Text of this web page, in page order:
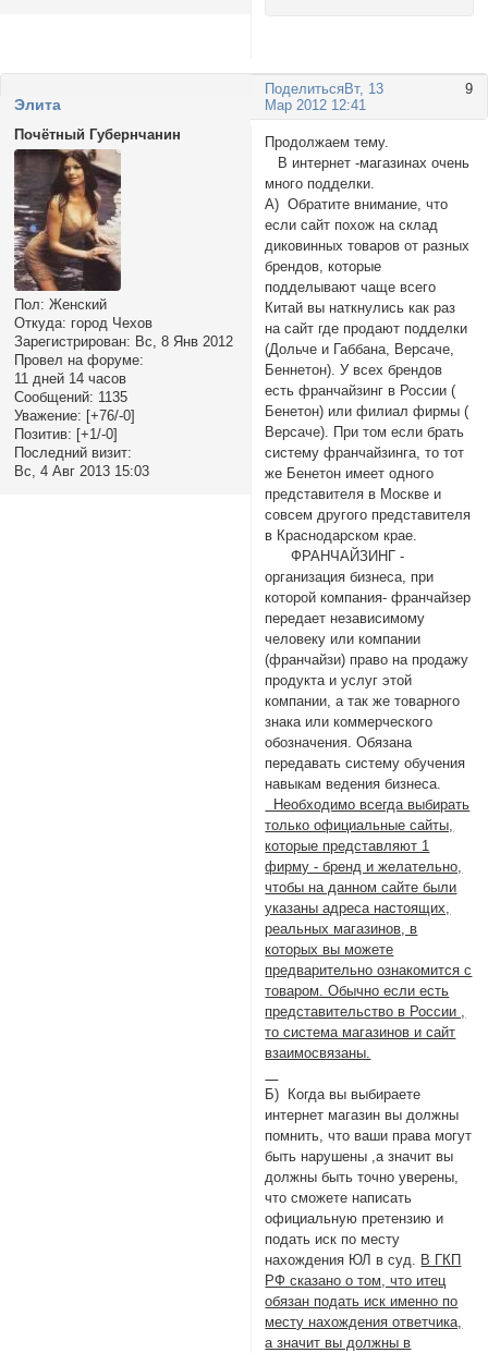
Поделиться 9
Вт, 13
Мар 2012 12:41
Элита
Почётный Губернчанин
Пол: Женский
Откуда: город Чехов
Зарегистрирован: Вс, 8 Янв 2012
Провел на форуме:
11 дней 14 часов
Сообщений: 1135
Уважение: [+76/-0]
Позитив: [+1/-0]
Последний визит:
Вс, 4 Авг 2013 15:03
Продолжаем тему.
В интернет -магазинах очень
много подделки.
А) Обратите внимание, что
если сайт похож на склад
диковинных товаров от разных
брендов, которые
подделывают чаще всего
Китай вы наткнулись как раз
на сайт где продают подделки
(Дольче и Габбана, Версаче,
Беннетон). У всех брендов
есть франчайзинг в России (
Бенетон) или филиал фирмы (
Версаче). При том если брать
систему франчайзинга, то тот
же Бенетон имеет одного
представителя в Москве и
совсем другого представителя
в Краснодарском крае.
ФРАНЧАЙЗИНГ -
организация бизнеса, при
которой компания- франчайзер
передает независимому
человеку или компании
(франчайзи) право на продажу
продукта и услуг этой
компании, а так же товарного
знака или коммерческого
обозначения. Обязана
передавать систему обучения
навыкам ведения бизнеса.
Необходимо всегда выбирать
только официальные сайты,
которые представляют 1
фирму - бренд и желательно,
чтобы на данном сайте были
указаны адреса настоящих,
реальных магазинов, в
которых вы можете
предварительно ознакомится с
товаром. Обычно если есть
представительство в России ,
то система магазинов и сайт
взаимосвязаны.
Б) Когда вы выбираете
интернет магазин вы должны
помнить, что ваши права могут
быть нарушены ,а значит вы
должны быть точно уверены,
что сможете написать
официальную претензию и
подать иск по месту
нахождения ЮЛ в суд. В ГКП
РФ сказано о том, что итец
обязан подать иск именно по
месту нахождения ответчика,
а значит вы должны в